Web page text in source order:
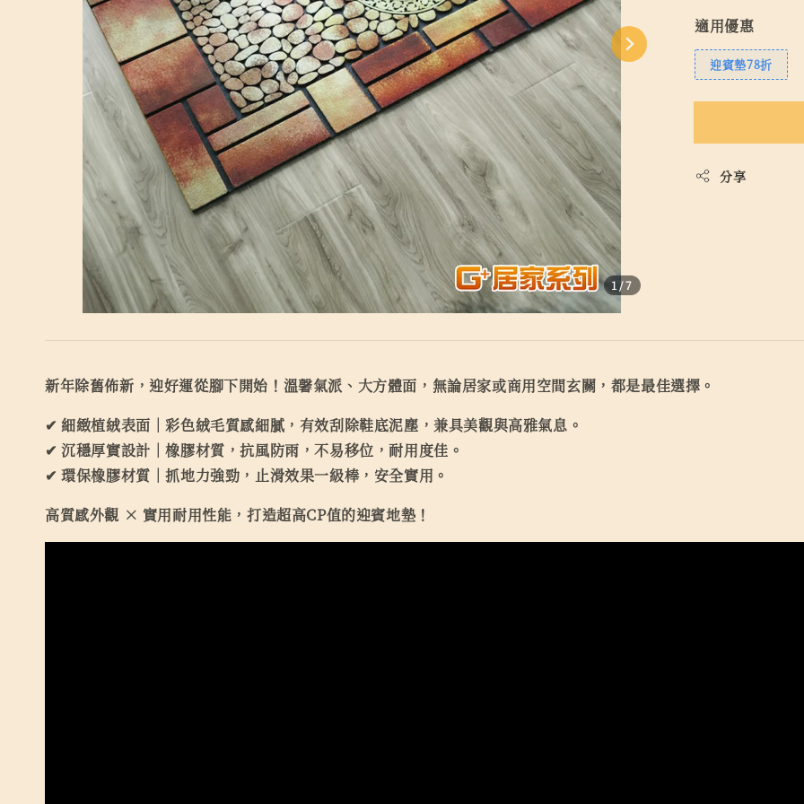
1 /7
適用優惠
迎賓墊78折
分享
新年除舊佈新，迎好運從腳下開始！溫馨氣派、大方體面，無論居家或商用空間玄關，都是最佳選擇。
✔ 細緻植絨表面｜彩色絨毛質感細膩，有效刮除鞋底泥塵，兼具美觀與高雅氣息。
✔ 沉穩厚實設計｜橡膠材質，抗風防雨，不易移位，耐用度佳。
✔ 環保橡膠材質｜抓地力強勁，止滑效果一級棒，安全實用。
高質感外觀 × 實用耐用性能，打造超高CP值的迎賓地墊！